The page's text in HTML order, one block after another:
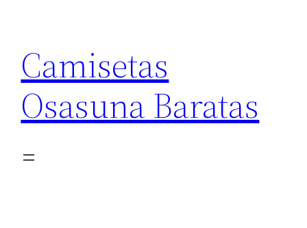
contenido
Camisetas
Osasuna Baratas